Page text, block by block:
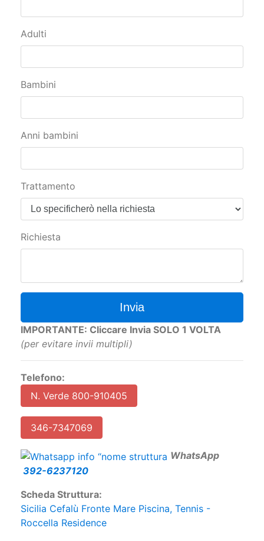
Adulti
Bambini
Anni bambini
Trattamento
Richiesta
Invia
IMPORTANTE: Cliccare Invia SOLO 1 VOLTA
(per evitare invii multipli)
Telefono:
N. Verde 800-910405
346-7347069
WhatsApp
392-6237120
Scheda Struttura:
Sicilia Cefalù Fronte Mare Piscina, Tennis -
Roccella Residence